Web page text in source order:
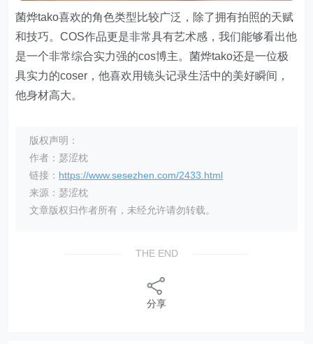
菌烨tako喜欢的角色类型比较广泛，除了拥有拍照的天赋
和技巧。COS作品更是非常具有艺术感，我们能够看出他
是一个非常综合实力强的cos博主。菌烨tako还是一位极
具实力的coser，他喜欢用镜头记录生活中的美好瞬间，
他身材高大。
版权声明：
作者：瑟涩枕
链接： https://www.sesezhen.com/2433.html
来源：瑟涩枕
文章版权归作者所有，未经允许请勿转载。
THE END
分享